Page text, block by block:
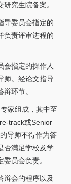
究生院备案。
导委员会指定的
负责评审进程的
会指定的操作人
师。经论文指导
环节。
家组成，其中至
track或Senior
导师不得作为答
否满足学校及学
员会负责。
会的程序以及